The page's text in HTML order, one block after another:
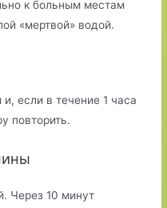
к больным местам
«мертвой» водой.
если в течение 1 часа
повторить.
Через 10 минут